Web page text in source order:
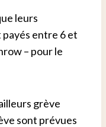
leurs
entre 6 et
– pour le
grève
sont prévues